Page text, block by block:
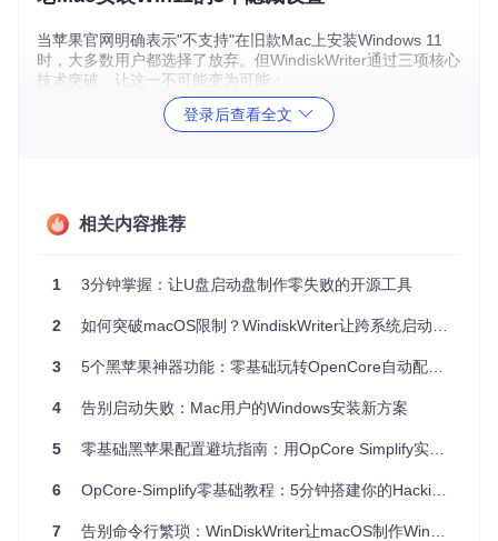
当苹果官网明确表示"不支持"在旧款Mac上安装Windows 11
时，大多数用户都选择了放弃。但WindiskWriter通过三项核心
技术突破，让这一不可能变为可能：
精准定位并移除appraiserres.dll
自动调整注册表设置，跳过微软账户强制登录
双启动模式自适应
很多用户不知道，Mac的启动模式会随硬件型号变化。Windis
动态调整分区表格式（GPT/MBR）
镜像文件智能修复
下载的ISO文件损坏或不完整是制作失败的常见原因。Windisk
登录后查看全文
相关内容推荐
1 3分钟掌握：让U盘启动盘制作零失败的开源工具
2 如何突破macOS限制？WindiskWriter让跨系统启动盘制作效率提升300%
3 5个黑苹果神器功能：零基础玩转OpenCore自动配置，轻松匹配最佳macOS版本
4 告别启动失败：Mac用户的Windows安装新方案
5 零基础黑苹果配置避坑指南：用OpCore Simplify实现效率提升90%的EFI自动生成方案
6 OpCore-Simplify零基础教程：5分钟搭建你的Hackintosh系统
7 告别命令行繁琐：WinDiskWriter让macOS制作Windows启动盘如此简单